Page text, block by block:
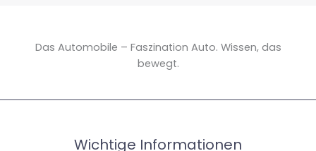
Das Automobile – Faszination Auto. Wissen, das
bewegt.
Wichtige Informationen